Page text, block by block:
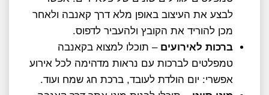
לבצע את העיצוב באופן מלא דרך קאנבה ולאחר
מכן להוריד את הקובץ ולהעביר לדפוס.
ברכות לאירועים – תוכלו למצוא בקאנבה
טמפלטים לברכות עם נראות מדהימה לכל אירוע
אפשרי: יום הולדת לעובד, ברכת חג שמח ועוד.